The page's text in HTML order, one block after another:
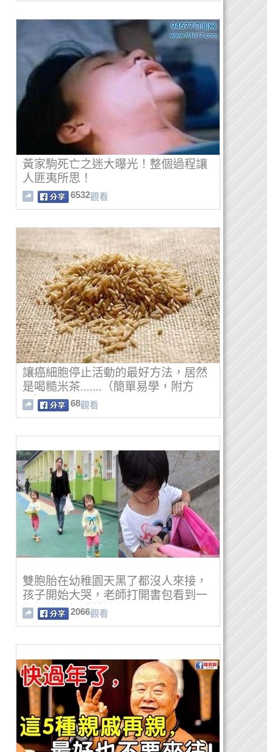
黃家駒死亡之迷大曝光！整個過程讓
人匪夷所思！
6532觀看
讓癌細胞停止活動的最好方法，居然
是喝糙米茶.......（簡單易學，附方
法）
68觀看
雙胞胎在幼稚園天黑了都沒人來接，
孩子開始大哭，老師打開書包看到一
個紙條，頓時就憤怒了
2066觀看